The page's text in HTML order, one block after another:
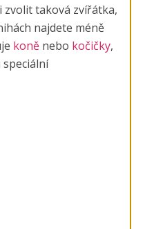
zvolit taková zvířátka,
najdete méně
koně nebo kočičky,